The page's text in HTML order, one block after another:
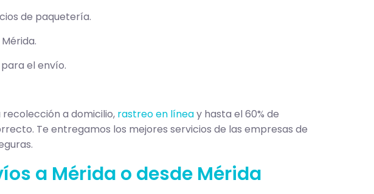
de paquetería.
el envío.
recolección a domicilio, rastreo en líneay hasta el 60% de
Te entregamos los mejores servicios de las empresas de
a Mérida o desde Mérida